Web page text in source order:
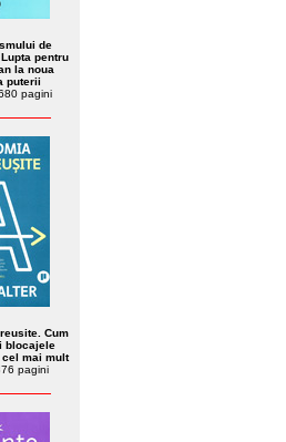
de
pentru
la noua
puterii
pagini
Cum
blocajele
cel mai mult
pagini